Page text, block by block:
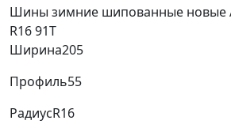
Шины зимние шипованные новые
R16 91T
Ширина205
Профиль55
РадиусR16